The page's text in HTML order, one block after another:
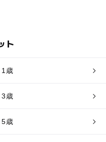
ト
1歳
3歳
5歳